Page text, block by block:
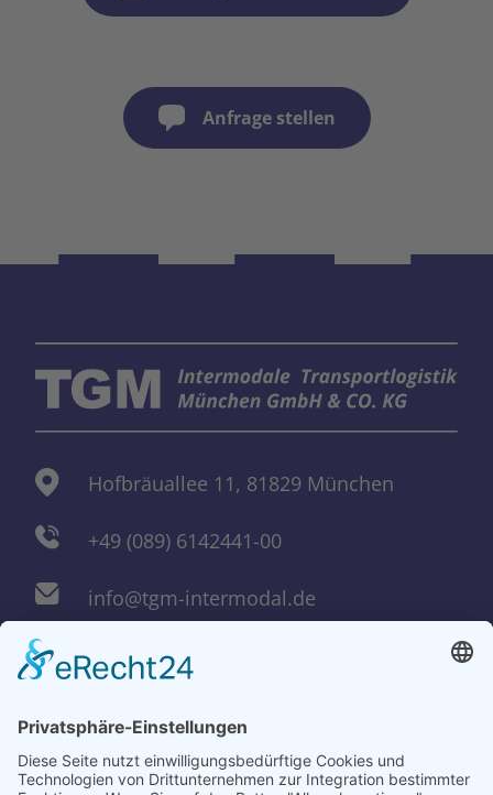
Anfrage stellen
Hofbräuallee 11, 81829 München
+49 (089) 6142441-00
info@tgm-intermodal.de
Kobelweg 10, 86156 Augsburg
+49 (0821) 448059-01